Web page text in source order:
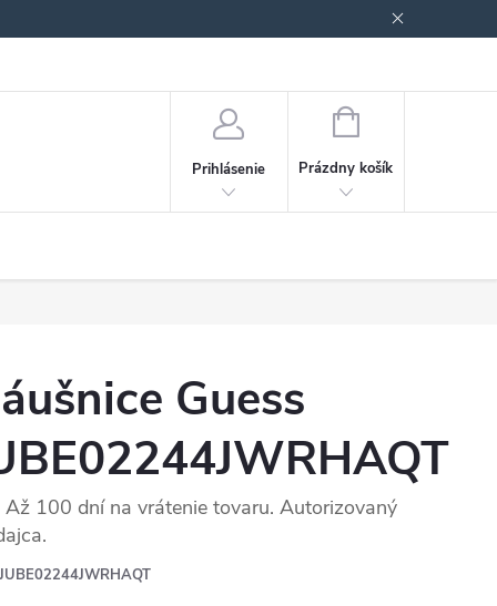
Prihlásenie
NÁKUPNÝ
Prázdny košík
Guess
Až 100 dní na vrátenie tovaru. Autorizovaný
JUBE02244JWRHAQT